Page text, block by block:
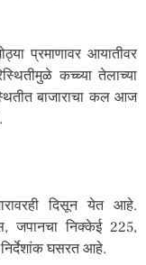
प्रमाणावर आयातीवर
कच्च्या तेलाच्या
बाजाराचा कल आज
दिसून येत आहे.
जपानचा निक्केई 225,
घसरत आहे.